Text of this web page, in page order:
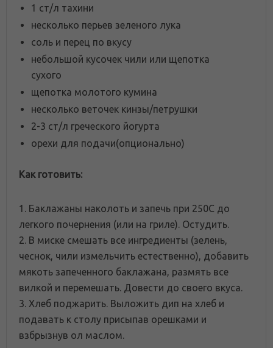
1 ст/л тахини
несколько перьев зеленого лука
соль и перец по вкусу
небольшой кусочек чили или щепотка
сухого
щепотка молотого кумина
несколько веточек кинзы/петрушки
2-3 ст/л греческого йогурта
орехи для подачи(опционально)
Как готовить:
1. Баклажаны наколоть и запечь при 250С до
легкого почернения (или на гриле). Остудить.
2. В миске смешать все ингредиенты (зелень,
чеснок, чили измельчить естественно), добавить
мякоть запеченного баклажана, размять все
вилкой и перемешать. Довести до своего вкуса.
3. Хлеб поджарить. Выложить дип на хлеб и
подавать к столу присыпав орешками и
взбрызнув ол маслом.